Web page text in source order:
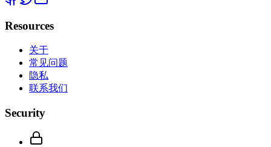
Resources
关于
常见问题
隐私
联系我们
Security